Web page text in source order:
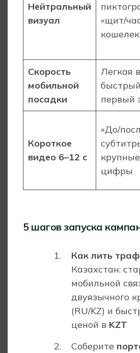
Нейтральный
визуал
«щит/
Скорость
мобильной
посадки
Легкая
быстрый
первый
Короткое
видео 6–12 с
«До/
крупные
цифры
5 шагов запуска
Как лить
Казахстан:
мобильной
двуязычного
(RU/KZ) и
ценой в KZT
Соберите